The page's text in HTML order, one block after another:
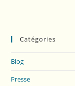
Catégories
Blog
Presse